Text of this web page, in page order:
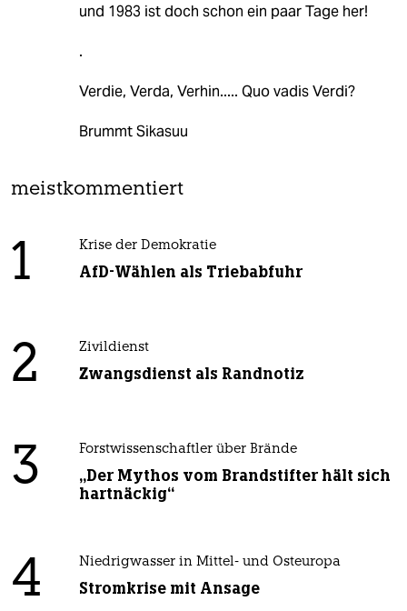
und 1983 ist doch schon ein paar Tage her!
.
Verdie, Verda, Verhin..... Quo vadis Verdi?
Brummt Sikasuu
meistkommentiert
1 Krise der Demokratie
AfD-Wählen als Triebabfuhr
2 Zivildienst
Zwangsdienst als Randnotiz
3 Forstwissenschaftler über Brände
„Der Mythos vom Brandstifter hält sich
hartnäckig“
4 Niedrigwasser in Mittel- und Osteuropa
Stromkrise mit Ansage